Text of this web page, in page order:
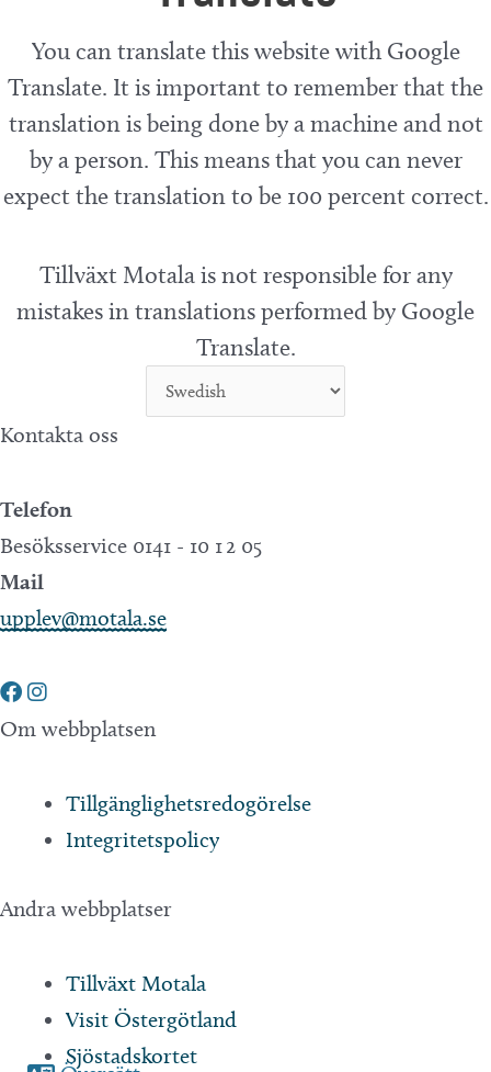
You can translate this website with Google
Translate. It is important to remember that the
translation is being done by a machine and not
by a person. This means that you can never
expect the translation to be 100 percent correct.
Tillväxt Motala is not responsible for any
mistakes in translations performed by Google
Translate.
Kontakta oss
Telefon
Besöksservice 0141 - 10 1 2 05
Mail
upplev@motala.se
Om webbplatsen
Tillgänglighetsredogörelse
Integritetspolicy
Andra webbplatser
Tillväxt Motala
Visit Östergötland
Sjöstadskortet